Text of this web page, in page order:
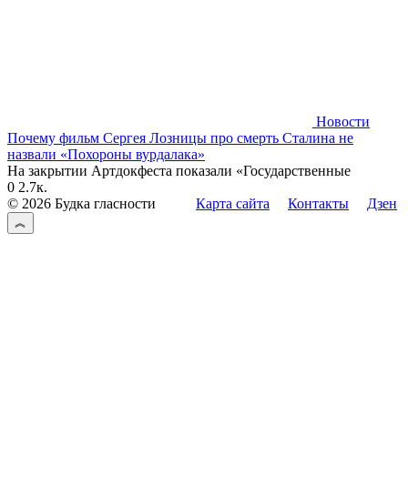
Новости
Почему фильм Сергея Лозницы про смерть Сталина не
назвали «Похороны вурдалака»
На закрытии Артдокфеста показали «Государственные
0 2.7к.
© 2026 Будка гласности Карта сайта Контакты Дзен